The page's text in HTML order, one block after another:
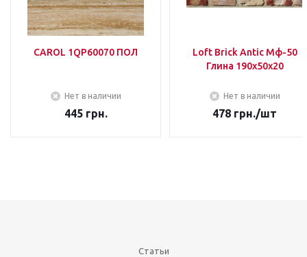
CAROL 1QP60070 ПОЛ
Нет в наличии
445грн.
Loft Brick Antic Мф-50
Глина 190х50х20
Нет в наличии
478 грн./шт
Статьи